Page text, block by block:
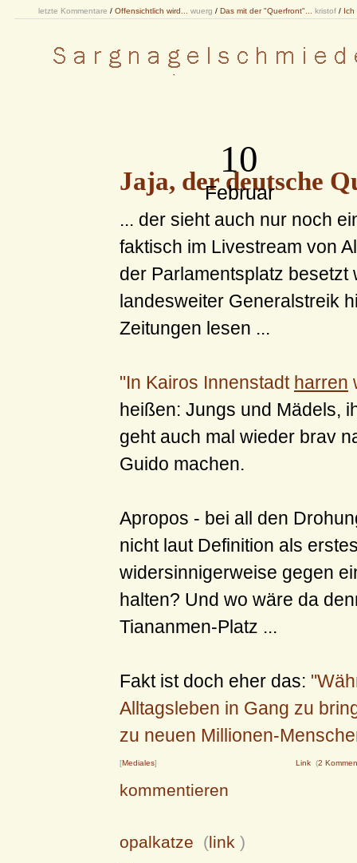
letzte Kommentare / Offensichtlich wird... wuerg / Das mit der "Querfront"... kristof / Ich
10
Februar
Jaja, der deutsche
... der sieht auch nur noch
faktisch im Livestream von
der Parlamentsplatz
landesweiter Generalstreik
Zeitungen lesen ...
"In Kairos Innenstadt harren
heißen: Jungs und Mädels,
geht auch mal wieder brav
Guido machen.
Apropos - bei all den
nicht laut Definition als
widersinnigerweise gegen
halten? Und wo wäre da
Tiananmen-Platz ...
Fakt ist doch eher das:
Alltagsleben in Gang zu
zu neuen Millionen-
[Mediales] Link (2
kommentieren
opalkatze (link )